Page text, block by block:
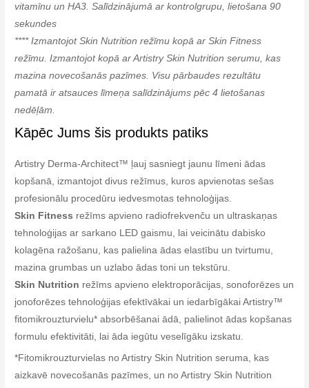
vitamīnu un HA3. Salīdzinājumā ar kontrolgrupu, lietošana 90
sekundes
**** Izmantojot Skin Nutrition režīmu kopā ar Skin Fitness
režīmu. Izmantojot kopā ar Artistry Skin Nutrition serumu, kas
mazina novecošanās pazīmes. Visu pārbaudes rezultātu
pamatā ir atsauces līmeņa salīdzinājums pēc 4 lietošanas
nedēļām.
Kāpēc Jums šis produkts patiks
Artistry Derma-Architect™ ļauj sasniegt jaunu līmeni ādas
kopšanā, izmantojot divus režīmus, kuros apvienotas sešas
profesionālu procedūru iedvesmotas tehnoloģijas.
Skin Fitness režīms apvieno radiofrekvenču un ultraskaņas
tehnoloģijas ar sarkano LED gaismu, lai veicinātu dabisko
kolagēna ražošanu, kas palielina ādas elastību un tvirtumu,
mazina grumbas un uzlabo ādas toni un tekstūru.
Skin Nutrition režīms apvieno elektroporācijas, sonoforēzes un
jonoforēzes tehnoloģijas efektīvākai un iedarbīgākai Artistry™
fitomikrouzturvielu* absorbēšanai ādā, palielinot ādas kopšanas
formulu efektivitāti, lai āda iegūtu veselīgāku izskatu.
*Fitomikrouzturvielas no Artistry Skin Nutrition seruma, kas
aizkavē novecošanās pazīmes, un no Artistry Skin Nutrition